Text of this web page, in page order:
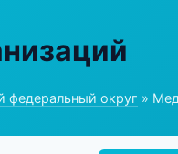
федеральный округ »